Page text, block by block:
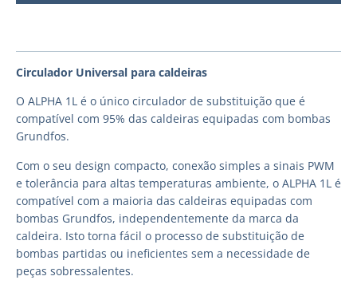
Circulador Universal para caldeiras
O ALPHA 1L é o único circulador de substituição que é
compatível com 95% das caldeiras equipadas com bombas
Grundfos.
Com o seu design compacto, conexão simples a sinais PWM
e tolerância para altas temperaturas ambiente, o ALPHA 1L é
compatível com a maioria das caldeiras equipadas com
bombas Grundfos, independentemente da marca da
caldeira. Isto torna fácil o processo de substituição de
bombas partidas ou ineficientes sem a necessidade de
peças sobressalentes.